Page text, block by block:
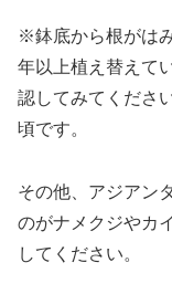
※鉢底から根がは
年以上植え替えて
認してみてくださ
頃です。
その他、アジアン
のがナメクジやカ
してください。